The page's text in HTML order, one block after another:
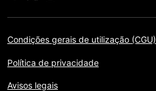
Condições gerais de utilização (CGU)
Política de privacidade
Avisos legais